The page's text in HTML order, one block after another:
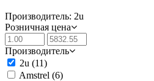
Производитель: 2u
Розничная цена
Производитель
2u (11)
Amstrel (6)